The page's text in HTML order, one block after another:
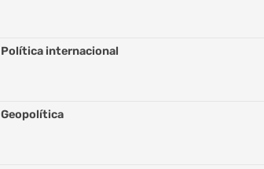
Política internacional
Geopolítica